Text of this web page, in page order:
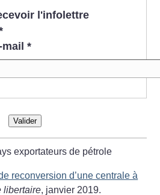
l'infolettre
mail *
Valider
exportateurs de pétrole
reconversion d’une centrale à
libertaire, janvier 2019.